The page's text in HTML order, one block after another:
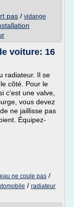
pas / vidange
voiture: 16
radiateur. Il se
côté. Pour le
c'est une valve,
vous devez
ne jaillisse pas
Équipez-
ne coule pas /
/ radiateur